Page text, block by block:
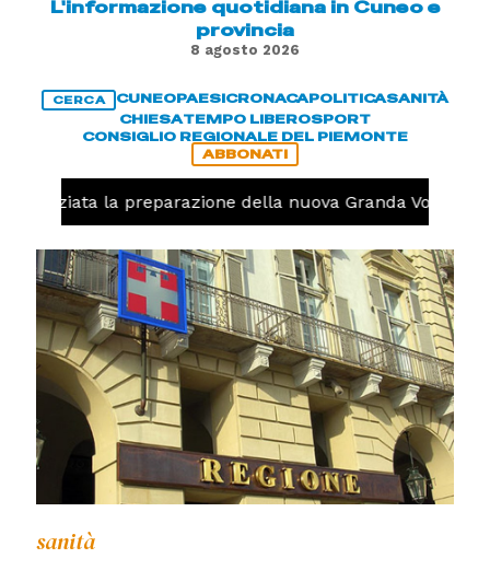
L'informazione quotidiana in Cuneo e
provincia
8 agosto 2026
CERCA CUNEOPAESICRONACAPOLITICASANITÀ
CHIESATEMPO LIBEROSPORT
CONSIGLIO REGIONALE DEL PIEMONTE
ABBONATI
iniziata la preparazione della nuova Granda Volley
sanità